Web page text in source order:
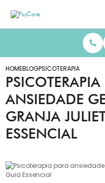
HOMEBLOGPSICOTERAPIA PARA
PSICOTERAPIA
ANSIEDADE
GRANJA
ESSENCIAL